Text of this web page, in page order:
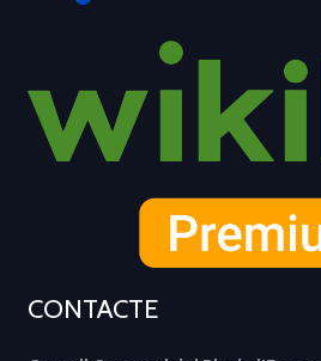
CONTACTE